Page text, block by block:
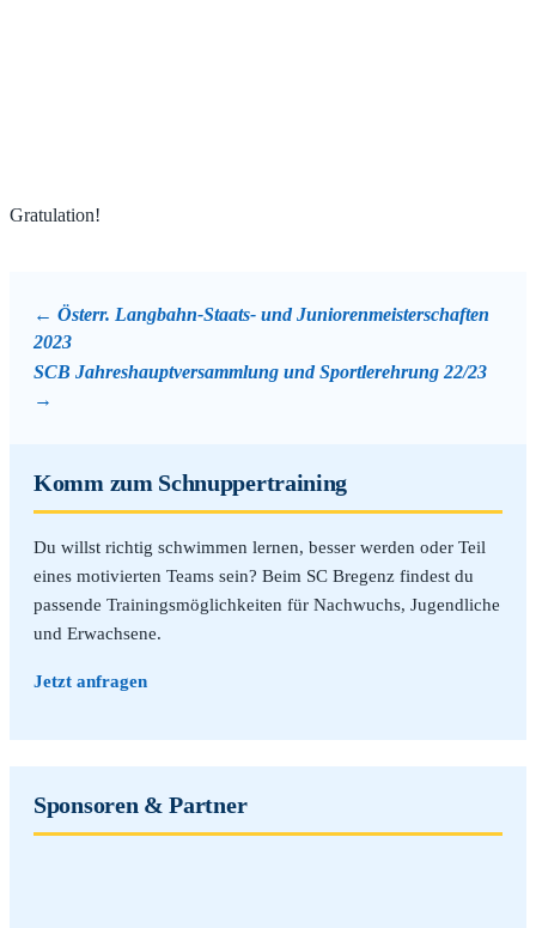
Gratulation!
Österr. Langbahn-Staats- und Juniorenmeisterschaften
2023
SCB Jahreshauptversammlung und Sportlerehrung 22/23
Komm zum Schnuppertraining
Du willst richtig schwimmen lernen, besser werden oder Teil
eines motivierten Teams sein? Beim SC Bregenz findest du
passende Trainingsmöglichkeiten für Nachwuchs, Jugendliche
und Erwachsene.
Jetzt anfragen
Sponsoren & Partner